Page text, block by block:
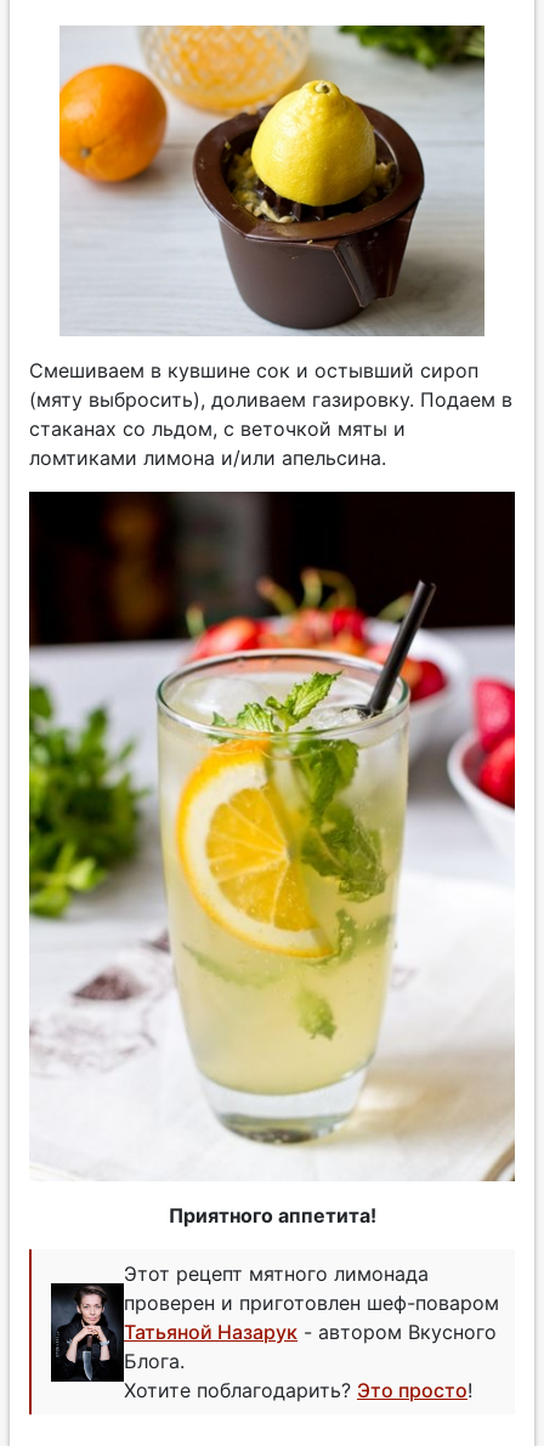
Смешиваем в кувшине сок и остывший сироп
(мяту выбросить), доливаем газировку. Подаем в
стаканах со льдом, с веточкой мяты и
ломтиками лимона и/или апельсина.
Приятного аппетита!
Этот рецепт мятного лимонада
проверен и приготовлен шеф-поваром
Татьяной Назарук - автором Вкусного
Блога.
Хотите поблагодарить? Это просто!